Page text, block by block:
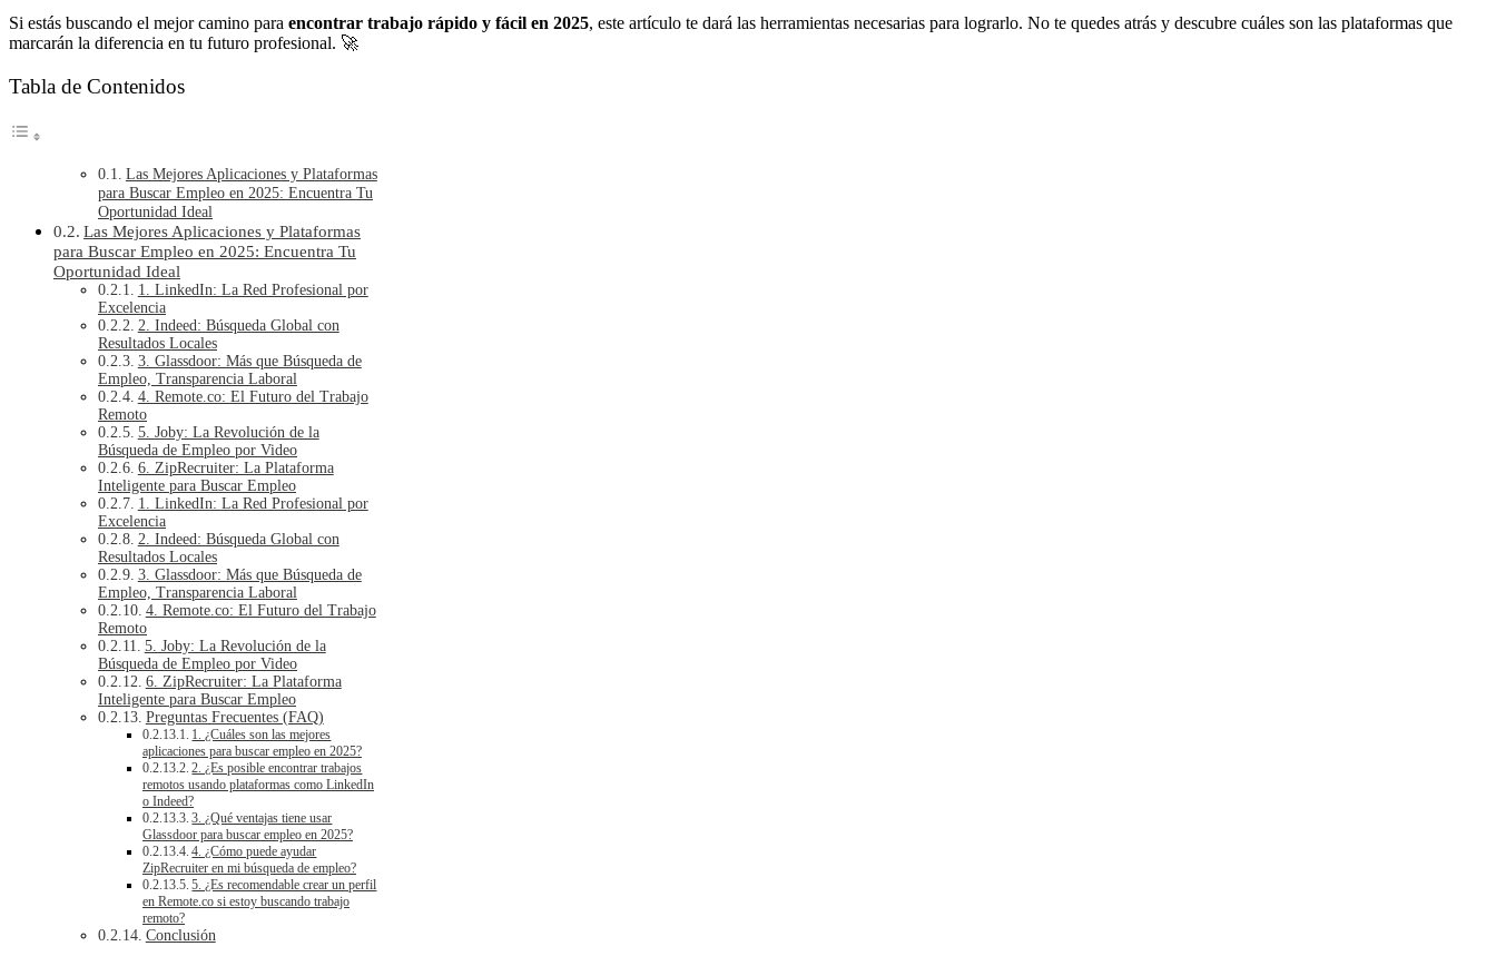
Si estás buscando el mejor camino para encontrar trabajo rápido y fácil en 2025, este artículo te dará las herramientas necesarias para lograrlo. No te quedes atrás y descubre cuáles son las plataformas que
marcarán la diferencia en tu futuro profesional. 🚀
Tabla de Contenidos
Las Mejores Aplicaciones y Plataformas
para Buscar Empleo en 2025: Encuentra Tu
Oportunidad Ideal
Las Mejores Aplicaciones y Plataformas
para Buscar Empleo en 2025: Encuentra Tu
Oportunidad Ideal
1. LinkedIn: La Red Profesional por
Excelencia
2. Indeed: Búsqueda Global con
Resultados Locales
3. Glassdoor: Más que Búsqueda de
Empleo, Transparencia Laboral
4. Remote.co: El Futuro del Trabajo
Remoto
5. Joby: La Revolución de la
Búsqueda de Empleo por Video
6. ZipRecruiter: La Plataforma
Inteligente para Buscar Empleo
1. LinkedIn: La Red Profesional por
Excelencia
2. Indeed: Búsqueda Global con
Resultados Locales
3. Glassdoor: Más que Búsqueda de
Empleo, Transparencia Laboral
4. Remote.co: El Futuro del Trabajo
Remoto
5. Joby: La Revolución de la
Búsqueda de Empleo por Video
6. ZipRecruiter: La Plataforma
Inteligente para Buscar Empleo
Preguntas Frecuentes (FAQ)
1. ¿Cuáles son las mejores
aplicaciones para buscar empleo en 2025?
2. ¿Es posible encontrar trabajos
remotos usando plataformas como LinkedIn
o Indeed?
3. ¿Qué ventajas tiene usar
Glassdoor para buscar empleo en 2025?
4. ¿Cómo puede ayudar
ZipRecruiter en mi búsqueda de empleo?
5. ¿Es recomendable crear un perfil
en Remote.co si estoy buscando trabajo
remoto?
Conclusión